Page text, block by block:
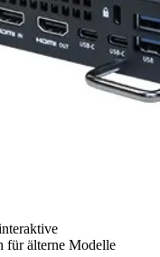
für älterne Modelle